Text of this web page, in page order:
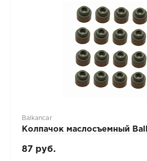
Balkancar
Колпачок маслосъемный
87 руб.